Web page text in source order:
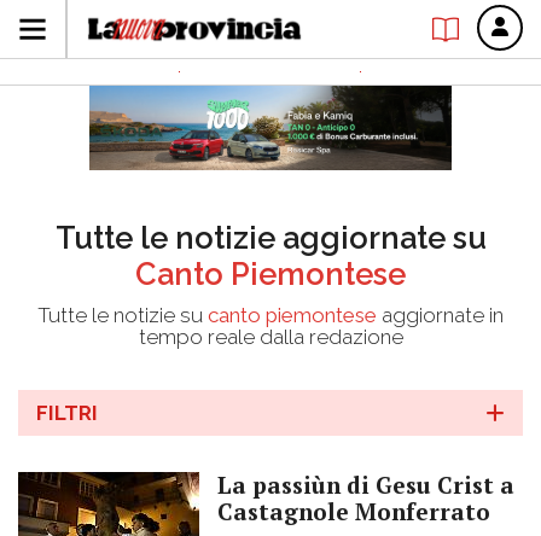
Tutte le notizie aggiornate su
Canto Piemontese
Tutte le notizie su canto piemontese aggiornate in
tempo reale dalla redazione
FILTRI
La passiùn di Gesu Crist a
Castagnole Monferrato